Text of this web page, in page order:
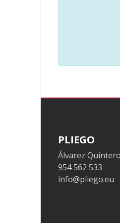
PLIEGO
Álvarez
954 562 533
info@pliego.eu